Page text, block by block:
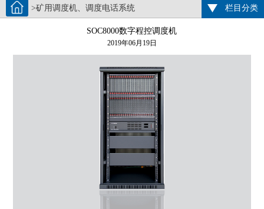
>矿用调度机、调度电话系统 栏目分类
SOC8000数字程控调度机
2019年06月19日